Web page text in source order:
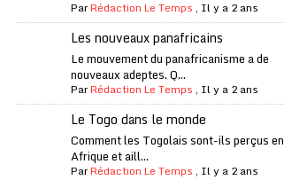
A LA UNE
avait envoyé à un proche
A LA UNE
ParRédaction Le Temps , Il y a 2 ans
Les nouveaux panafricains
Le mouvement du panafricanisme a de
nouveaux adeptes. Q...
ParRédaction Le Temps , Il y a 2 ans
Le Togo dans le monde
Comment les Togolais sont-ils perçus en
Afrique et aill...
ParRédaction Le Temps , Il y a 2 ans